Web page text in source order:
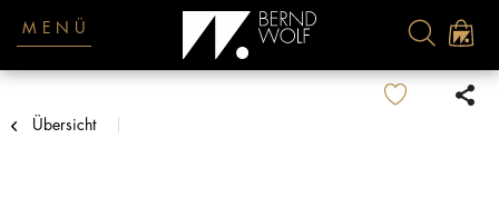
MENÜ
Übersicht